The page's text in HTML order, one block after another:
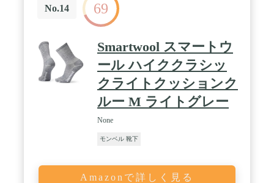
No.14 69
Smartwool スマートウ
ール ハイククラシッ
クライトクッションク
ルー M ライトグレー
None
モンベル 靴下
Amazonで詳しく見る